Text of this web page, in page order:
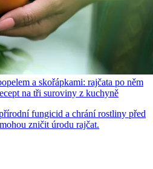
a skořápkami: rajčata po něm
na tři suroviny z kuchyně
fungicid a chrání rostliny před
zničit úrodu rajčat.